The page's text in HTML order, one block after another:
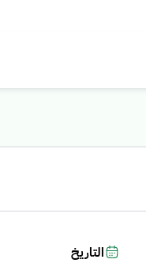
التاريخ